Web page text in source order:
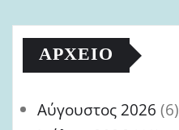
ΑΡΧΕΊΟ
Αύγουστος 2026 (6)